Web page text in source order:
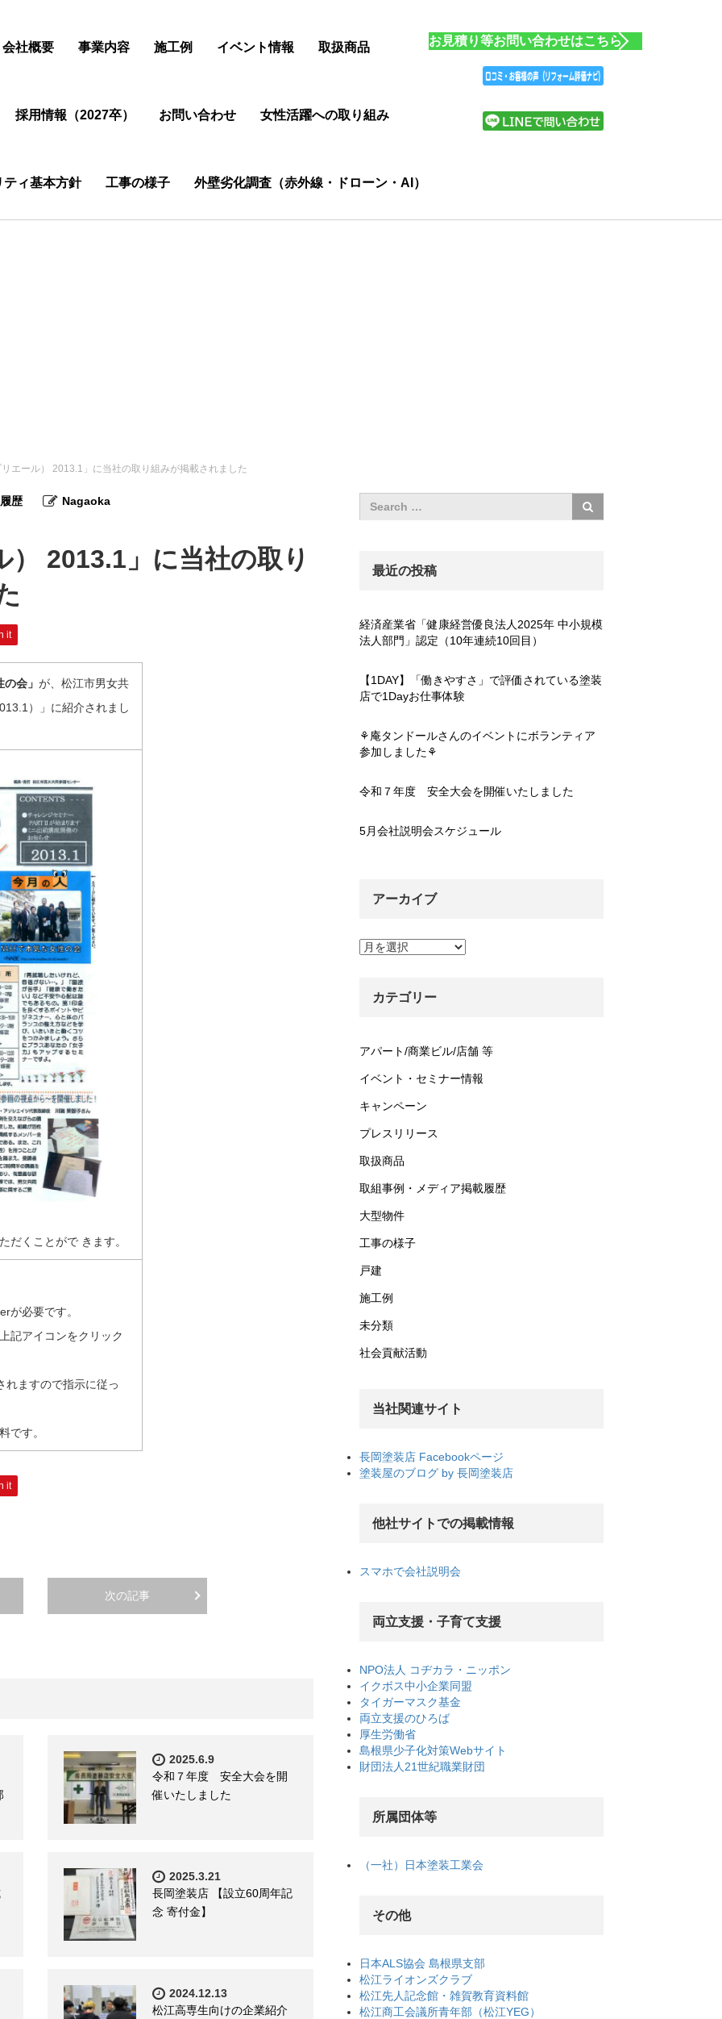
会社概要 事業内容 施工例 イベント情報 取扱商品
採用情報（2027卒） お問い合わせ 女性活躍への取り組み
ティ基本方針 工事の様子 外壁劣化調査（赤外線・ドローン・AI）
お見積り等お問い合わせはこちら
エール） 2013.1」に当社の取り組みが掲載されました
歴 Nagaoka
2013.1」に当社の取り
it
会」 が、松江市男女共
）」に紹介されまし
だくことがで きます。
が必要です。
記アイコンをクリック
れますので指示に従っ
です。
it
次の記事
2025.6.9
令和７年度 安全大会を開
催いたしました
2025.3.21
長岡塗装店 【設立60周年記
念 寄付金】
2024.12.13
松江高専生向けの企業紹介
最近の投稿
経済産業省「健康経営優良法人2025年 中小規模
法人部門」認定（10年連続10回目）
【1DAY】「働きやすさ」で評価されている塗装
店で1Dayお仕事体験
⚘庵タンドールさんのイベントにボランティア
参加しました⚘
令和７年度 安全大会を開催いたしました
5月会社説明会スケジュール
アーカイブ
ア
カテゴリー
アパート/商業ビル/店舗 等
イベント・セミナー情報
キャンペーン
プレスリリース
取扱商品
取組事例・メディア掲載履歴
大型物件
工事の様子
戸建
施工例
未分類
社会貢献活動
当社関連サイト
長岡塗装店 Facebookページ
塗装屋のブログ by 長岡塗装店
他社サイトでの掲載情報
スマホで会社説明会
両立支援・子育て支援
NPO法人 コヂカラ・ニッポン
イクボス中小企業同盟
タイガーマスク基金
両立支援のひろば
厚生労働省
島根県少子化対策Webサイト
財団法人21世紀職業財団
所属団体等
（一社）日本塗装工業会
その他
日本ALS協会 島根県支部
松江ライオンズクラブ
松江先人記念館・雑賀教育資料館
松江商工会議所青年部（松江YEG）